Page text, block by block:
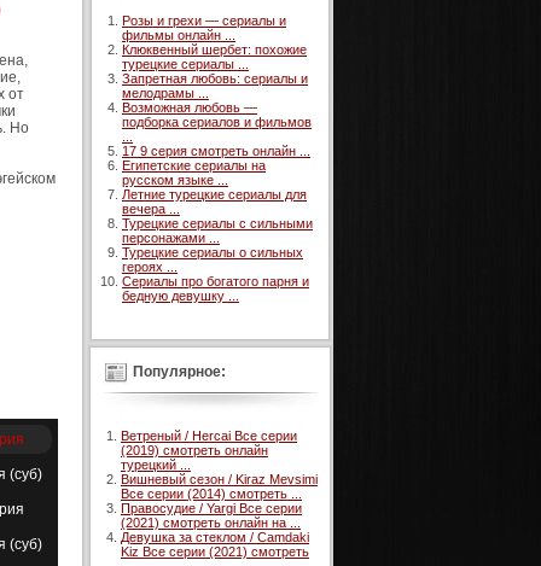
от
Но
(суб)
(суб)
Розы и грехи — сериалы и
фильмы онлайн ...
Клюквенный шербет: похожие
турецкие сериалы ...
Запретная любовь: сериалы и
мелодрамы ...
Возможная любовь —
подборка сериалов и фильмов
17 9 серия смотреть онлайн ...
Египетские сериалы на
русском языке ...
Летние турецкие сериалы для
вечера ...
Турецкие сериалы с сильными
персонажами ...
Турецкие сериалы о сильных
героях ...
Сериалы про богатого парня и
бедную девушку ...
Популярное:
Ветреный / Hercai Все серии
(2019) смотреть онлайн
турецкий ...
Вишневый сезон / Kiraz Mevsimi
Все серии (2014) смотреть ...
Правосудие / Yargi Все серии
(2021) смотреть онлайн на ...
Девушка за стеклом / Camdaki
Kiz Все серии (2021) смотреть